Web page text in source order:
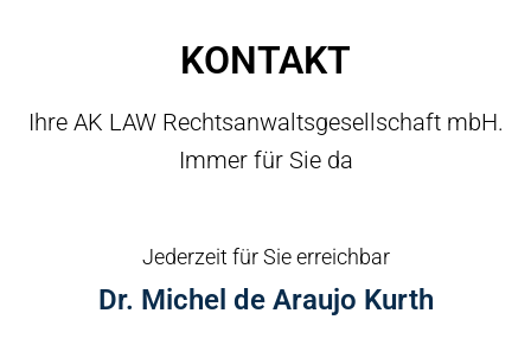
KONTAKT
Ihre AK LAW Rechtsanwaltsgesellschaft mbH.
Immer für Sie da
Jederzeit für Sie erreichbar
Dr. Michel de Araujo Kurth